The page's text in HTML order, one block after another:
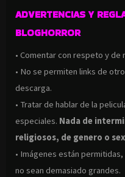
ADVERTENCIAS Y
BLOGHORROR
• Comentar con respeto y de
• No se permiten links de
descarga.
• Tratar de hablar de la
especiales. Nada de
religiosos, de genero o
• Imágenes están
no sean demasiado grandes.